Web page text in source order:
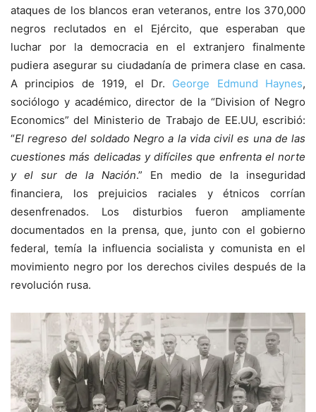
ataques de los blancos eran veteranos, entre los 370,000
negros reclutados en el Ejército, que esperaban que
luchar por la democracia en el extranjero finalmente
pudiera asegurar su ciudadanía de primera clase en casa.
A principios de 1919, el Dr. George Edmund Haynes,
sociólogo y académico, director de la “Division of Negro
Economics” del Ministerio de Trabajo de EE.UU, escribió:
“El regreso del soldado Negro a la vida civil es una de las
cuestiones más delicadas y difíciles que enfrenta el norte
y el sur de la Nación.” En medio de la inseguridad
financiera, los prejuicios raciales y étnicos corrían
desenfrenados. Los disturbios fueron ampliamente
documentados en la prensa, que, junto con el gobierno
federal, temía la influencia socialista y comunista en el
movimiento negro por los derechos civiles después de la
revolución rusa.